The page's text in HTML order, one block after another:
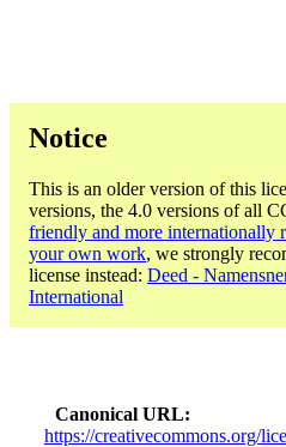
Notice
This is an older version of this
versions, the 4.0 versions of all
friendly and more internationally
your own work, we strongly
license instead: Deed -
International
Canonical URL
https://creativecommons.org/